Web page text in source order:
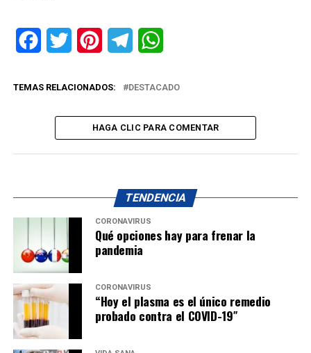
FacebookTwitter PinterestTelegram
TEMAS RELACIONADOS: DESTACADO
HAGA CLIC PARA COMENTAR
TENDENCIA
CORONAVIRUS
Qué opciones hay para frenar la
pandemia
CORONAVIRUS
“Hoy el plasma es el único remedio
probado contra el COVID-19″